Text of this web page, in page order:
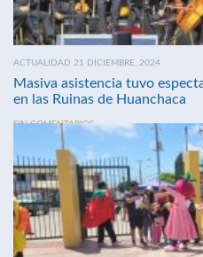
ACTUALIDAD 21 DICIEMBRE, 2024
Masiva asistencia tuvo
en las Ruinas de Huanchaca
SIN COMENTARIOS